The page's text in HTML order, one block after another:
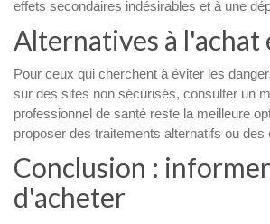
effets secondaires indésirables et à une
Alternatives à l'achat
Pour ceux qui cherchent à éviter les
sur des sites non sécurisés, consulter un
professionnel de santé reste la meilleure
proposer des traitements alternatifs ou des
Conclusion :
d'acheter